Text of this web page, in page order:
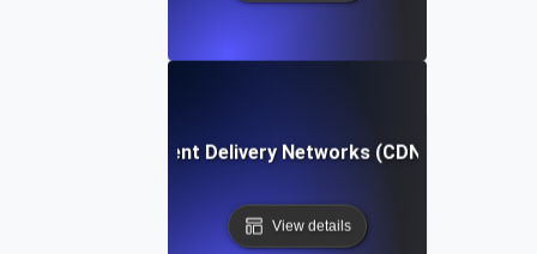
für Content Delivery Networks (CDNs) bei
View details